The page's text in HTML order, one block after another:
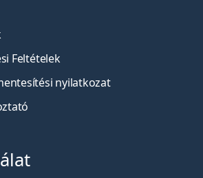
Feltételek
nyilatkozat